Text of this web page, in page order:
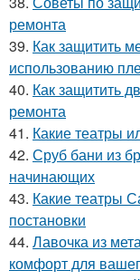
ремонта
39. Как защитить
использованию
40. Как защитить
ремонта
41. Какие театры
42. Сруб бани из
начинающих
43. Какие театры
постановки
44. Лавочка из
комфорт для